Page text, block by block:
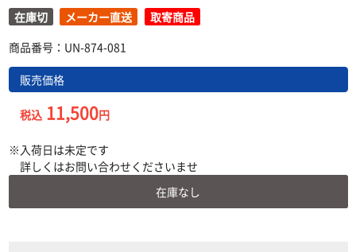
在庫切 メーカー直送
取寄商品
商品番号：UN-874-081
販売価格
税込11,500円
入荷日は未定です
詳しくはお問い合わせくださいませ
在庫なし